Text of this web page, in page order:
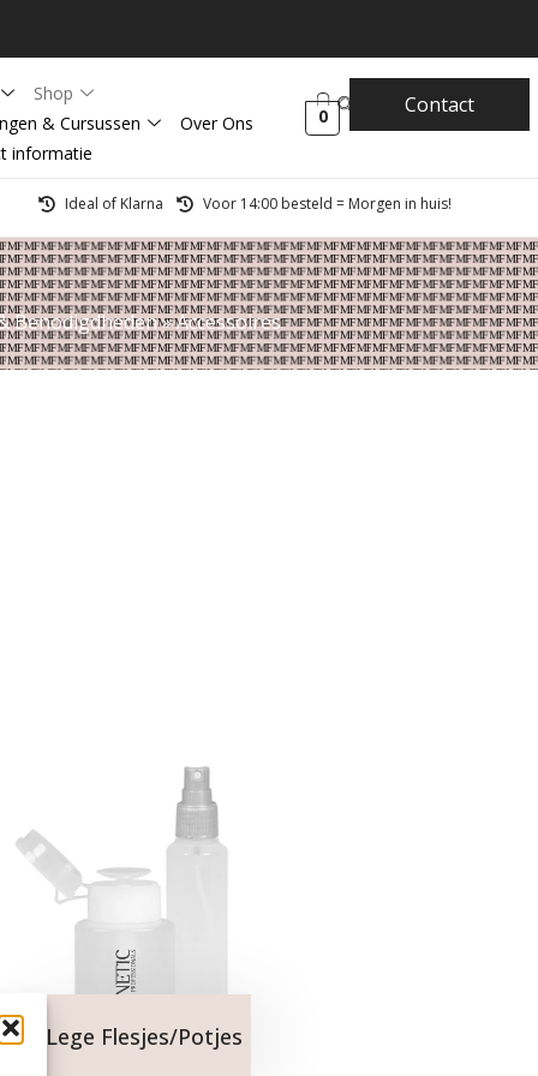
Shop
& Cursussen
Over Ons
informatie
0 Contact
Ideal of Klarna Voor 14:00 besteld = Morgen in huis!
Benodigdheden»Accessoires
Lege Flesjes/potjes